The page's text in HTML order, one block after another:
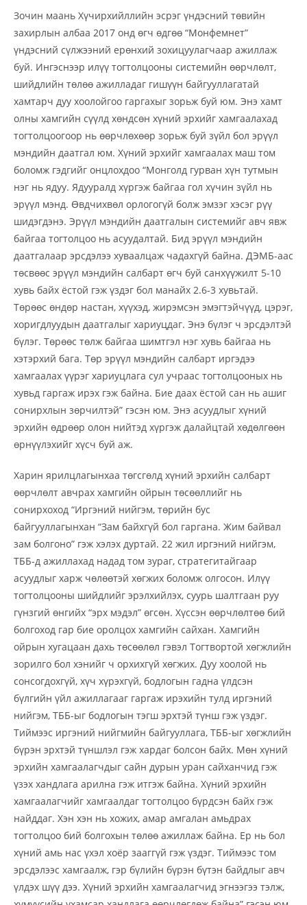
Зочин маань Хүчирхийллийн эсрэг үндэсний төвийн
захирлын албаа 2017 онд өгч өдгөө “Монфемнет”
үндэсний сүлжээний ерөнхий зохицуулагчаар ажиллаж
буй. Ингэснээр илүү тогтолцооны системийн өөрчлөлт,
шийдлийн төлөө ажилладаг гишүүн байгууллагатай
хамтарч дуу хоолойгоо гаргахыг зорьж буй юм. Энэ хамт
олны хамгийн сүүлд хөндсөн хүний эрхийг хамгаалахад
тогтолцоогоор нь өөрчлөхөөр зорьж буй зүйл бол эрүүл
мэндийн даатгал юм. Хүний эрхийг хамгаалах маш том
боломж гэдгийг онцлохдоо “Монголд гурван хүн тутмын
нэг нь ядуу. Ядууралд хүргэж байгаа гол хүчин зүйл нь
эрүүл мэнд. Өвдчихвөл орлогогүй болж эмзэг хэсэг рүү
шидэгдэнэ. Эрүүл мэндийн даатгалын системийг авч явж
байгаа тогтолцоо нь асуудалтай. Бид эрүүл мэндийн
даатгалаар эрсдэлээ хуваалцаж чадахгүй байна. ДЭМБ-аас
төсвөөс эрүүл мэндийн салбарт өгч буй санхүүжилт 5-10
хувь байх ёстой гэж үздэг бол манайх 2.6-3 хувьтай.
Төрөөс өндөр настан, хүүхэд, жирэмсэн эмэгтэйчүүд, цэрэг,
хоригдлуудын даатгалыг хариуцдаг. Энэ бүлэг ч эрсдэлтэй
бүлэг. Төрөөс төлж байгаа шимтгэл нэг хувь байгаа нь
хэтэрхий бага. Төр эрүүл мэндийн салбарт иргэдээ
хамгаалах үүрэг хариуцлага сул учраас тогтолцооных нь
хувьд гаргаж ирэх гэж байна. Бие даах ёстой сан нь ашиг
сонирхлын зөрчилтэй” гэсэн юм. Энэ асуудлыг хүний
эрхийн өдрөөр олон нийтэд хүргэж далайцтай хөдөлгөөн
өрнүүлэхийг хүсч буй аж.
Харин ярилцлагынхаа төгсгөлд хүний эрхийн салбарт
өөрчлөлт авчрах хамгийн ойрын төсөөллийг нь
сонирхоход “Иргэний нийгэм, төрийн бус
байгууллагынхан “Зам байхгүй бол гаргана. Жим байвал
зам болгоно” гэж хэлэх дуртай. 22 жил иргэний нийгэм,
ТББ-д ажиллахад надад том зураг, стратегитайгаар
асуудлыг харж чөлөөтэй хөгжих боломж олгосон. Илүү
тогтолцооны шийдлийг эрэлхийлэх, суурь шалтгаан руу
гүнзгий өнгийх “эрх мэдэл” өгсөн. Хүссэн өөрчлөлтөө бий
болгоход гар бие оролцох хамгийн сайхан. Хамгийн
ойрын хугацаан дахь төсөөлөл гэвэл Тогтвортой хөгжлийн
зорилго бол хэнийг ч орхихгүй хөгжих. Дуу хоолой нь
сонсогдохгүй, хүч хүрэхгүй, бодлогын гадна үлдсэн
бүлгийн үйл ажиллагааг гаргаж ирэхийн тулд иргэний
нийгэм, ТББ-ыг бодлогын тэгш эрхтэй түнш гэж үздэг.
Тиймээс иргэний нийгмийн байгууллага, ТББ-ыг хөгжлийн
бүрэн эрхтэй түншлэл гэж хардаг болсон байх. Мөн хүний
эрхийн хамгаалагчдыг сайн дурын уран сайханчид гэж
үзэх хандлага арилна гэж итгэж байна. Хүний эрхийн
хамгаалагчийг хамгаалдаг тогтолцоо бүрдсэн байх гэж
найддаг. Хэн хэн нь хожих, амар амгалан амьдрах
тогтолцоо бий болгохын төлөө ажиллаж байна. Ер нь бол
хүний амь нас үхэл хоёр зааггүй гэж үздэг. Тиймээс том
эрсдэлээс хамгаалж, гэр бүлийн бүрэн бүтэн байдлыг авч
үлдэх шүү дээ. Хүний эрхийн хамгаалагчид эгнээгээ тэлж,